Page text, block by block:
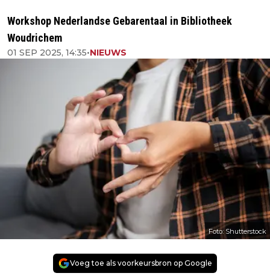
Workshop Nederlandse Gebarentaal in Bibliotheek
Woudrichem
01 SEP 2025, 14:35•NIEUWS
Foto: Shutterstock
Voeg toe als voorkeursbron op Google